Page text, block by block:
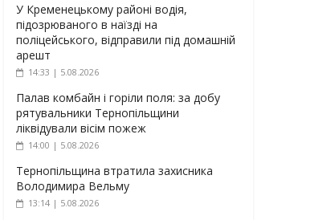
У Кременецькому районі водія,
підозрюваного в наїзді на
поліцейського, відправили під домашній
арешт
14:33 | 5.08.2026
Палав комбайн і горіли поля: за добу
рятувальники Тернопільщини
ліквідували вісім пожеж
14:00 | 5.08.2026
Тернопільщина втратила захисника
Володимира Вельму
13:14 | 5.08.2026